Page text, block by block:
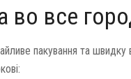
во все
пакування та швидку